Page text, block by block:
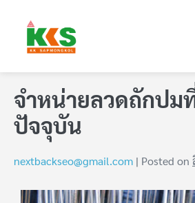
จำหน่ายลวดถักปม
ปัจจุบัน
nextbackseo@gmail.com | Posted on